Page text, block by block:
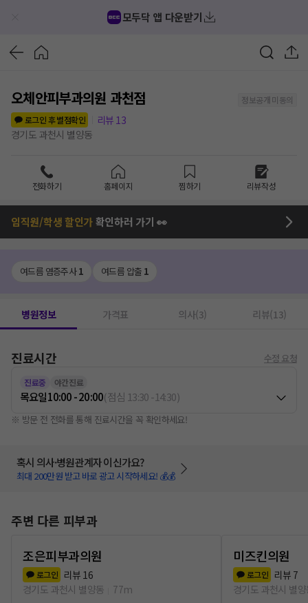
모두닥 앱 다운받기
오체안피부과의원 과천점
정보공개 미동의
로그인 후 별점확인
리뷰 13
경기도 과천시 별양동
전화하기 홈페이지 찜하기 리뷰작성
임직원/학생 할인가확인하러 가기 👀
여드름 염증주사1 여드름 압출 1
병원정보 가격표 의사(3) 리뷰(13)
진료시간 수정 요청
진료중 야간진료
목요일10:00 - 20:00(점심 13:30-14:30)
※ 방문 전 전화를 통해 진료시간을 꼭 확인하세요!
혹시 의사·병원관계자 이신가요?
최대 200만원 받고 바로 광고 시작하세요! 💰💰
주변 다른 피부과
조은피부과의원
로그인 리뷰 16
경기도 과천시 별양동
77m
미즈킨의원
로그인 리뷰 7
경기도 과천시 별